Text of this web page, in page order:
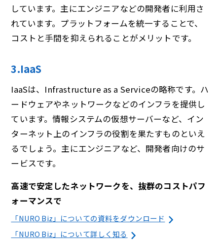
しています。主にエンジニアなどの開発者に利用さ
れています。プラットフォームを統一することで、
コストと手間を抑えられることがメリットです。
3.IaaS
IaaSは、Infrastructure as a Serviceの略称です。ハ
ードウェアやネットワークなどのインフラを提供し
ています。情報システムの仮想サーバーなど、イン
ターネット上のインフラの役割を果たすものといえ
るでしょう。主にエンジニアなど、開発者向けのサ
ービスです。
高速で安定したネットワークを、抜群のコストパフ
ォーマンスで
「NURO Biz」についての資料をダウンロード
「NURO Biz」について詳しく知る